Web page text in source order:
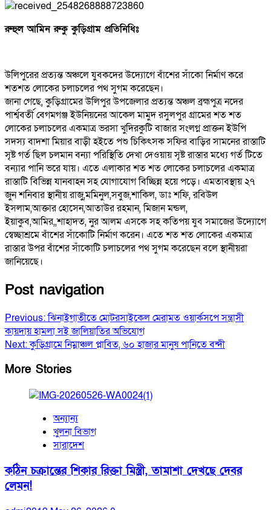
রুহুল আমিন রুকু কুড়িগ্রাম প্রতিনিধিঃ
উলিপুরের প্রত্যন্ত অঞ্চলে যুবকদের উদ্যোগে বাঁশের সাঁকো নির্মাণ করে
শতশত লোকের চলাচলের পথ সুগম করেছেন।
জানা গেছে, কুড়িগ্রামের উলিপুর উপজেলার প্রত্যন্ত অঞ্চল ব্রহ্মপুত্র নদের
পার্শ্ববর্তী বেগমগঞ্জ ইউনিয়নের আকেল মামুদ রসুলপুর গ্রামের শত শত
লোকের চলাচলের একমাত্র ভরসা খুদিরকুটি বাজার সংলগ্ন প্রাক্তন ইউপি
সদস্য বাদশা মিয়ার বাড়ী হইতে পশু চিকিৎসক সফির বাড়ির সামনের রাস্তাটি
সৃষ্ট গর্ত ছিল চলমান বন্যা পরিস্থিতি দেখা দেওয়ায় সৃষ্ট রাস্তার মধ্যে গর্ত টিতে
বন্যার পানি ভরে যায়। এতে এলাকার শত শত লোকের চলাচলের একমাত্র
রাস্তাটি বিভিন্ন যানবাহন সহ যোগাযোগ বিচ্ছিন্ন হয়ে পড়ে। এমতাবস্থায় ২৭
জুন শনিবার স্থানীয় রাজু,মমিনুল,সবুজ,শাকিল, ডাঃ শফি, রবিউল
ইসলাম,আক্তার হোসেন,আতাউর রহমান, মিজান মন্ডল,
ইয়াকুব,আমির,,শাহাদত, নুর আলম এসকে সহ কতিপয় যুব সমাজের উদ্যোগে
স্বেচ্ছাশ্রমে বাঁশের সাঁকোটি নির্মাণ করেন। এতে শত শত লোকের একমাত্র
রাস্তার উপর বাঁশের সাঁকোটি চলাচলের পথ সুগম করেছেন বলে স্থানীয়রা
জানিয়েছে।
Post navigation
Previous:ঝিনাইগাতীতে মোটরসাইকেল মেরামত ওয়ার্কসপে সন্ত্রাসী
কায়দায় হামলা সই জালিয়াতির অভিযোগ
Next:কুড়িগ্রামে নিম্নাঞ্চল প্লাবিত, ৬০ হাজার মানুষ পানিতে বন্দী
More Stories
অন্যান্য
খুলনা বিভাগ
সারাদেশ
কঠিন চক্রান্তের শিকার রিক্তা মিস্ত্রী, তামাশা দেখছে দেবর
লেমন!